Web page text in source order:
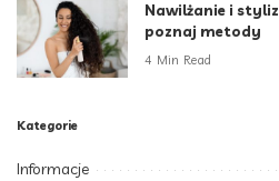
Nawilżanie i
poznaj metody
4 Min Read
Kategorie
Informacje